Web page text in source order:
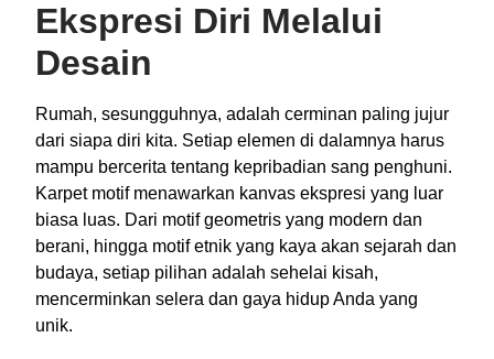
Ekspresi Diri Melalui
Desain
Rumah, sesungguhnya, adalah cerminan paling jujur
dari siapa diri kita. Setiap elemen di dalamnya harus
mampu bercerita tentang kepribadian sang penghuni.
Karpet motif menawarkan kanvas ekspresi yang luar
biasa luas. Dari motif geometris yang modern dan
berani, hingga motif etnik yang kaya akan sejarah dan
budaya, setiap pilihan adalah sehelai kisah,
mencerminkan selera dan gaya hidup Anda yang
unik.